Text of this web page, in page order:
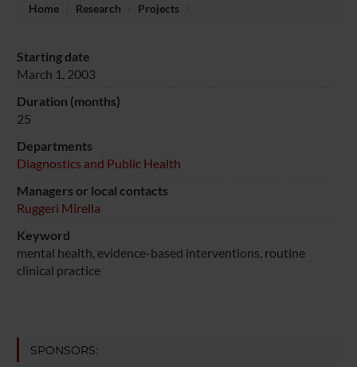
Home Research Projects
Starting date
March 1, 2003
Duration (months)
25
Departments
Diagnostics and Public Health
Managers or local contacts
Ruggeri Mirella
Keyword
mental health, evidence-based interventions, routine
clinical practice
SPONSORS: